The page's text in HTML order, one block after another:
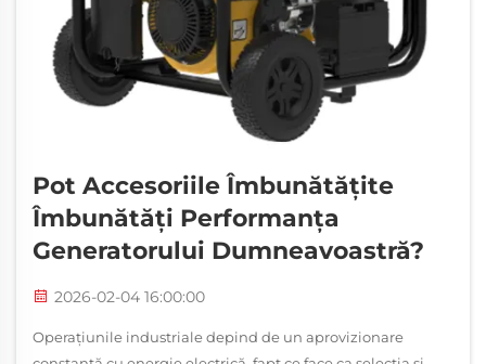
Pot Accesoriile Îmbunătățite
Îmbunătăți Performanța
Generatorului Dumneavoastră?
2026-02-04 16:00:00
Operațiunile industriale depind de un aprovizionare